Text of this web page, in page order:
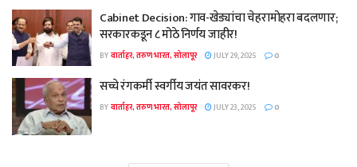
Cabinet Decision: गाव-खेड्यांचा चेहरामोहरा बदलणार;
सरकारकडून ८ मोठे निर्णय जाहीर!
BYवार्ताहर, तरुण भारत, सोलापूर JULY 29, 2025 0
सच्चे रंगकर्मी स्वर्गीय जयंत सावरकर!
BYवार्ताहर, तरुण भारत, सोलापूर JULY 23, 2025 0